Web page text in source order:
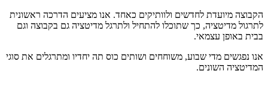
הקבוצה מיועדת לחדשים ולוותיקים כאחד. אנו מציעים הדרכה ראשונית
לתרגול מדיטציה, כך שתוכלו להתחיל ולתרגל מדיטציה גם בקבוצה וגם
בבית באופן עצמאי.
אנו נפגשים מדי שבוע, משוחחים ושותים כוס תה יחדיו ומתרגלים את סוגי
המדיטציה השונים.